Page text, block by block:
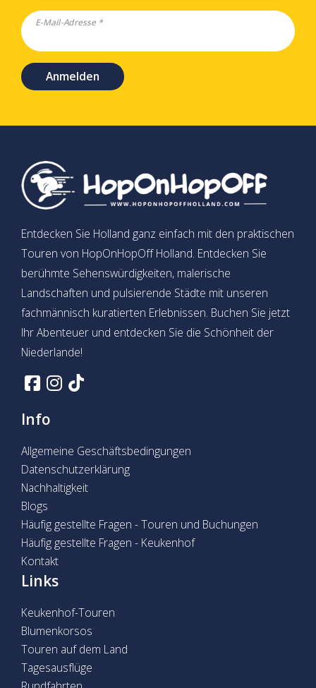
E-Mail-Adresse *
Anmelden
Entdecken Sie Holland ganz einfach mit den praktischen
Touren von HopOnHopOff Holland. Entdecken Sie
berühmte Sehenswürdigkeiten, malerische
Landschaften und pulsierende Städte mit unseren
fachmännisch kuratierten Erlebnissen. Buchen Sie jetzt
Ihr Abenteuer und entdecken Sie die Schönheit der
Niederlande!
Info
Allgemeine Geschäftsbedingungen
Datenschutzerklärung
Nachhaltigkeit
Blogs
Häufig gestellte Fragen - Touren und Buchungen
Häufig gestellte Fragen - Keukenhof
Kontakt
Links
Keukenhof-Touren
Blumenkorsos
Touren auf dem Land
Tagesausflüge